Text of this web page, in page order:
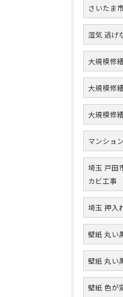
さいたま
湿気 逃げ
大規模修
大規模修
大規模修
マンショ
埼玉 戸田
カビ工事
埼玉 押入
壁紙 丸い
壁紙 丸い
壁紙 色が